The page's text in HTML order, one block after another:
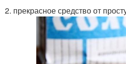
2. прекрасное средство от